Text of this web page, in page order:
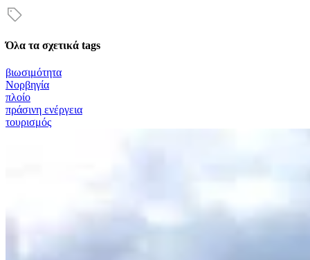
Όλα τα σχετικά tags
βιωσιμότητα
Νορβηγία
πλοίο
πράσινη ενέργεια
τουρισμός